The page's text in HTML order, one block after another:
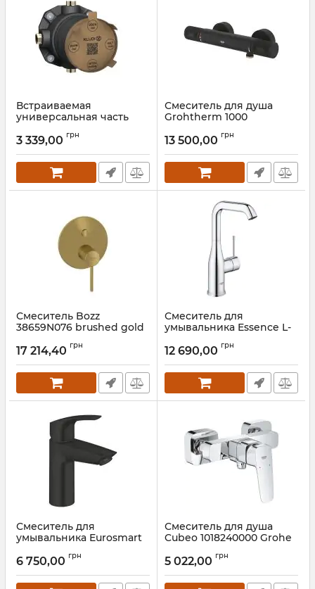
Встраиваемая
универсальная часть
88022 Kludi
Артикул:88022
3 339,00 грн
Смеситель для душа
Grohtherm 1000
Grohe
Артикул:34827KF0
13 500,00 грн
Смеситель Bozz
38659N076 brushed gold
Артикул:38659N076
17 214,40 грн
Смеситель для
умывальника Essence L-
Артикул:24182001
12 690,00 грн
Смеситель для
умывальника Eurosmart
Артикул:239222433
6 750,00 грн
Смеситель для душа
Cubeo 1018240000 Grohe
5 022,00 грн